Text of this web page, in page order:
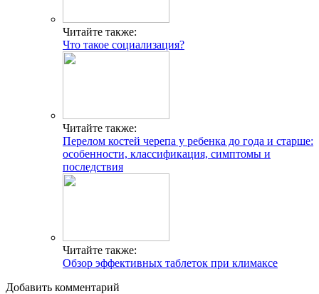
Читайте также:
Что такое социализация?
Читайте также:
Перелом костей черепа у ребенка до года и старше:
особенности, классификация, симптомы и
последствия
Читайте также:
Обзор эффективных таблеток при климаксе
Добавить комментарий